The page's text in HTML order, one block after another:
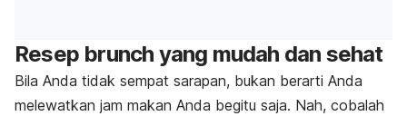
Resep brunch yang mudah dan sehat
Bila Anda tidak sempat sarapan, bukan berarti Anda
melewatkan jam makan Anda begitu saja. Nah, cobalah